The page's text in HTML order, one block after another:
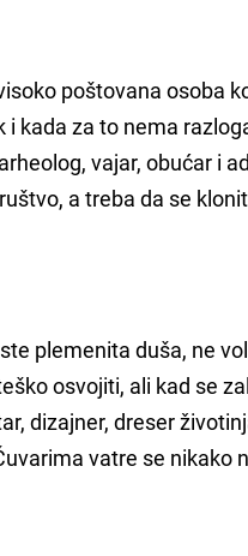
poštovana osoba
kada za to nema
vajar, obućar i
a treba da se
plemenita duša, ne
osvojiti, ali kad se
dizajner, dreser
vatre se nikako